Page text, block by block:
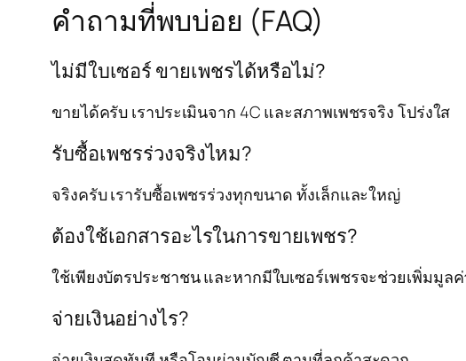
คำถามที่พบบ่อย (FAQ)
ไม่มีใบเซอร์ ขายเพชรได้หรือไม่?
ขายได้ครับ เราประเมินจาก 4C และสภาพเพชรจริง โปร่งใส
รับซื้อเพชรร่วงจริงไหม?
จริงครับ เรารับซื้อเพชรร่วงทุกขนาด ทั้งเล็กและใหญ่
ต้องใช้เอกสารอะไรในการขายเพชร?
ใช้เพียงบัตรประชาชน และหากมีใบเซอร์เพชรจะช่วยเพิ่มมูล
จ่ายเงินอย่างไร?